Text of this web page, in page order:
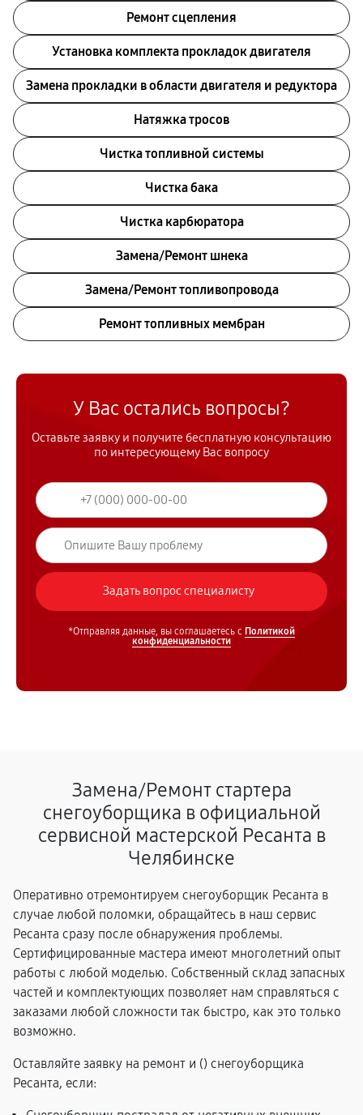
Ремонт сцепления
Установка комплекта прокладок двигателя
Замена прокладки в области двигателя и редуктора
Натяжка тросов
Чистка топливной системы
Чистка бака
Чистка карбюратора
Замена/Pемонт шнека
Замена/Pемонт топливопровода
Ремонт топливных мембран
У Вас остались вопросы?
Оставьте заявку и получите бесплатную консультацию
по интересующему Вас вопросу
*Отправляя данные, вы соглашаетесь с Политикой
конфиденциальности
Замена/Pемонт стартера
снегоуборщика в официальной
сервисной мастерской Ресанта в
Челябинске
Оперативно отремонтируем снегоуборщик Ресанта в
случае любой поломки, обращайтесь в наш сервис
Ресанта сразу после обнаружения проблемы.
Сертифицированные мастера имеют многолетний опыт
работы с любой моделью. Собственный склад запасных
частей и комплектующих позволяет нам справляться с
заказами любой сложности так быстро, как это только
возможно.
Оставляйте заявку на ремонт и () снегоуборщика
Ресанта, если: